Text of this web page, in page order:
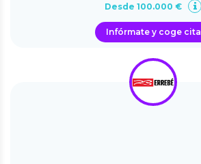
Desde 100.000 €
Infórmate y coge cita